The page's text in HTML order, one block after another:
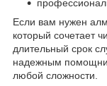
Если вам нужен
который сочетает
длительный срок
надежным
любой сложности.